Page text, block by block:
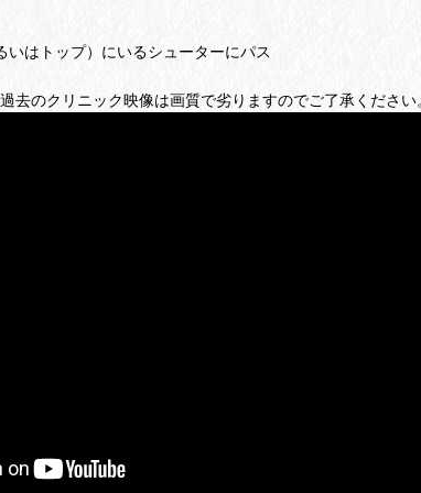
プ）にいるシューターにパス
去のクリニック映像は画質で劣りますのでご了承ください